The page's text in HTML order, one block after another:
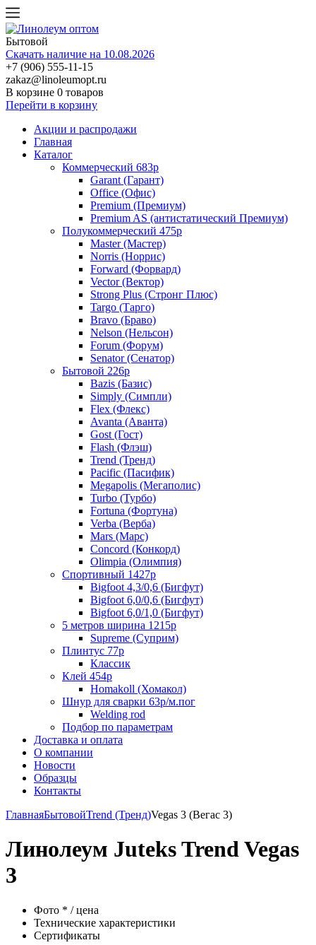
Бытовой
Скачать наличие на 10.08.2026
+7 (906) 555-11-15
zakaz@linoleumopt.ru
В корзине 0 товаров
Перейти в корзину
Акции и распродажи
Главная
Каталог
Коммерческий 683р
Garant (Гарант)
Office (Офис)
Premium (Премиум)
Premium AS (антистатический Премиум)
Полукоммерческий 475р
Master (Мастер)
Norris (Норрис)
Forward (Форвард)
Vector (Вектор)
Strong Plus (Стронг Плюс)
Targo (Тарго)
Bravo (Браво)
Nelson (Нельсон)
Forum (Форум)
Senator (Сенатор)
Бытовой 226р
Bazis (Базис)
Simply (Симпли)
Flex (Флекс)
Avanta (Аванта)
Gost (Гост)
Flash (Флэш)
Trend (Тренд)
Pacific (Пасифик)
Megapolis (Мегаполис)
Turbo (Турбо)
Fortuna (Фортуна)
Verba (Верба)
Mars (Марс)
Concord (Конкорд)
Olimpia (Олимпия)
Спортивный 1427р
Bigfoot 4,3/0,6 (Бигфут)
Bigfoot 6,0/0,6 (Бигфут)
Bigfoot 6,0/1,0 (Бигфут)
5 метров ширина 1215р
Supreme (Суприм)
Плинтус 77р
Классик
Клей 454р
Homakoll (Хомакол)
Шнур для сварки 63р/м.пог
Welding rod
Подбор по параметрам
Доставка и оплата
О компании
Новости
Образцы
Контакты
ГлавнаяБытовойTrend (Тренд)Vegas 3 (Вегас 3)
Линолеум Juteks Trend Vegas
3
Фото * / цена
Технические характеристики
Сертификаты